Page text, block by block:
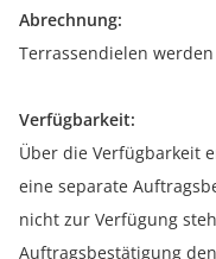
Abrechnung:
Terrassendielen
Verfügbarkeit:
Über die Verfügbarkeit
eine separate
nicht zur Verfügung
Auftragsbestätigung